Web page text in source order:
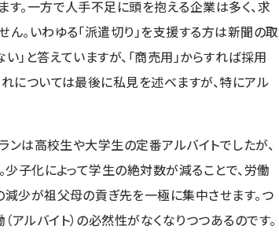
。一方で人手不足に頭を抱える企業は多く、求
。いわゆる「派遣切り」を支援する方は新聞の取
」と答えていますが、「商売用」からすれば採用
については最後に私見を述べますが、特にアル
ランは高校生や大学生の定番アルバイトでしたが、
少子化によって学生の絶対数が減ることで、労働
減少が祖父母の貢ぎ先を一極に集中させます。つ
ルバイト）の必然性がなくなりつつあるのです。